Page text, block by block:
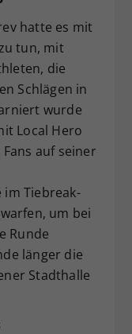
hatte es mit
tun, mit
die
Schlägen in
wurde
Local Hero
auf seiner
Tiebreak-
um bei
Runde
länger die
Stadthalle